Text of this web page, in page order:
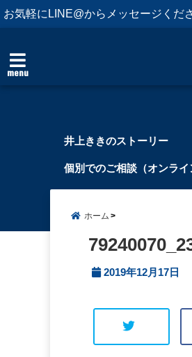
お気軽にLINE@からメッセージくだ
menu
井上ききのストーリー
個別でのご相談（オンライ
ホーム
2019年12月17日